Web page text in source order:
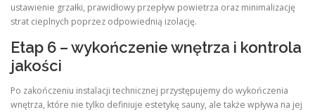
ustawienie grzałki, prawidłowy przepływ powietrza oraz minimalizację
strat cieplnych poprzez odpowiednią izolację.
Etap 6 – wykończenie wnętrza i kontrola
jakości
Po zakończeniu instalacji technicznej przystępujemy do wykończenia
wnętrza, które nie tylko definiuje estetykę sauny, ale także wpływa na jej